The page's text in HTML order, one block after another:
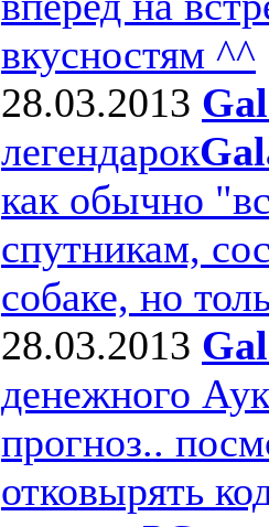
вкусностям ^^
28.03.2013
легендарок
как обычно
спутникам,
собаке, но
28.03.2013
денежного
прогноз..
отковырять